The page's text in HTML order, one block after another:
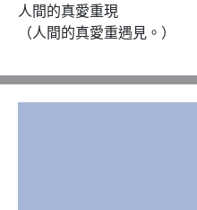
人間的真愛重現
（人間的真愛重遇見。）